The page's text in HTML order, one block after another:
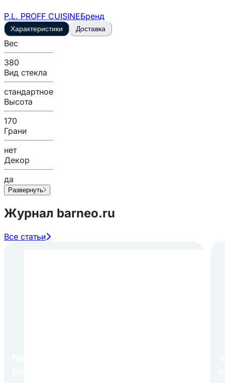
P.L. PROFF CUISINEБренд
Характеристики Доставка
Вес
380
Вид стекла
стандартное
Высота
170
Грани
нет
Декор
да
Развернуть
Журнал barneo.ru
Все статьи